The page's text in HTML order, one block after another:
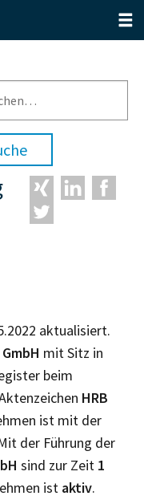
aktualisiert.
mit Sitz in
beim
HRB
ist mit der
der Führung der
sind zur Zeit 1
ist aktiv.